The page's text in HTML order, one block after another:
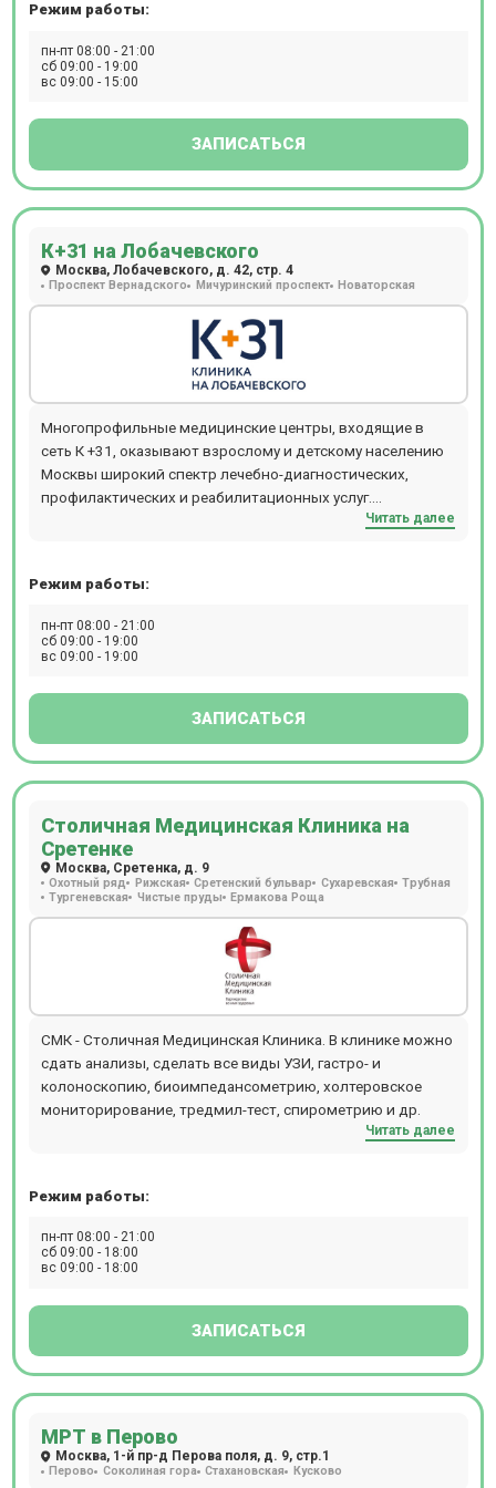
дом. Новое современное оборудование для проведения
ПЭТ-КТ, бронхоскопии, денситометрии, кольпоскопии,
спирометрии, кардиотокографии (КТГ), реовазографии
мониторирования (по Холтеру).
Режим работы:
пн-пт 08:00 - 21:00
сб 09:00 - 19:00
вс 09:00 - 15:00
ЗАПИСАТЬСЯ
К+31 на Лобачевского
Москва, Лобачевского, д. 42, стр. 4
Проспект Вернадского Мичуринский проспект Новаторская
Многопрофильные медицинские центры, входящие в
сеть К +31, оказывают взрослому и детскому населению
Москвы широкий спектр лечебно-диагностических,
профилактических и реабилитационных услуг.
Обратившись в медцентр К +31, можно получить
уролога, гастроэнтеролога, ортопеда, невролога,
специалистов.
Читать далее
Режим работы:
пн-пт 08:00 - 21:00
сб 09:00 - 19:00
вс 09:00 - 19:00
ЗАПИСАТЬСЯ
Столичная Медицинская Клиника на
Сретенке
Москва, Сретенка, д. 9
Охотный ряд Рижская Сретенский бульвар Сухаревская
Трубная
Тургеневская Чистые пруды Ермакова Роща
СМК - Столичная Медицинская Клиника. В клинике можно
сдать анализы, сделать все виды УЗИ, гастро- и
колоноскопию, биоимпедансометрию, холтеровское
мониторирование, тредмил-тест, спирометрию и др.
Читать далее
Режим работы:
пн-пт 08:00 - 21:00
сб 09:00 - 18:00
вс 09:00 - 18:00
ЗАПИСАТЬСЯ
МРТ в Перово
Москва, 1-й пр-д Перова поля, д. 9, стр.1
Перово Соколиная гора Стахановская Кусково